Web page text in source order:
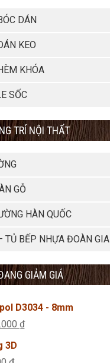
DÁN
KEO
KHÓA
SỐC
TRÍ NỘI THẤT
GỖ
HÀN QUỐC
TỦ BẾP NHỰA ĐOÀN GIA
GIẢM GIÁ
D3034 - 8mm
₫Giá
3D